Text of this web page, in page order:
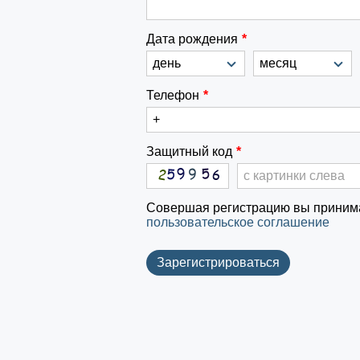
Дата рождения *
Телефон *
Защитный код *
Совершая регистрацию вы
пользовательское соглашение
Зарегистрироваться